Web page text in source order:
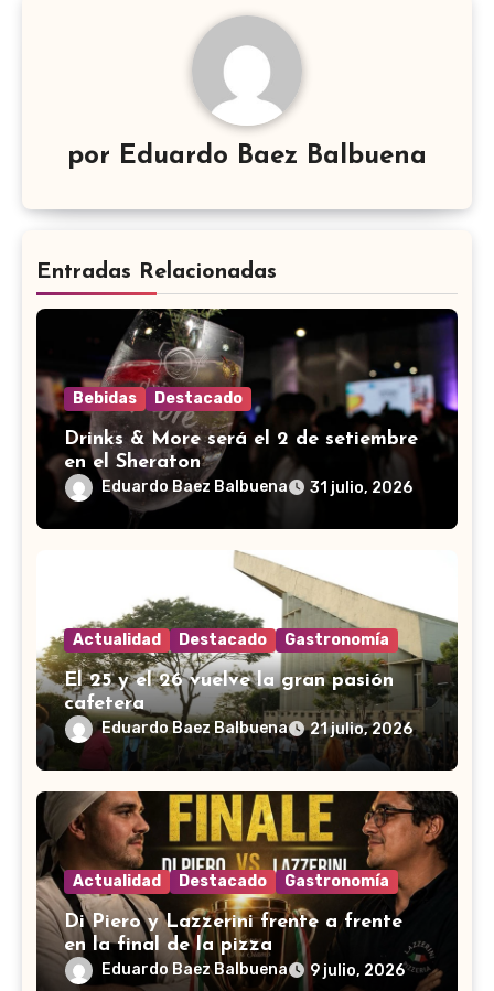
por Eduardo Baez Balbuena
Entradas Relacionadas
Bebidas Destacado
Drinks & More será el 2 de setiembre
en el Sheraton
Eduardo Baez Balbuena 31 julio, 2026
Actualidad Destacado Gastronomía
El 25 y el 26 vuelve la gran pasión
cafetera
Eduardo Baez Balbuena 21 julio, 2026
Actualidad Destacado Gastronomía
Di Piero y Lazzerini frente a frente
en la final de la pizza
Eduardo Baez Balbuena 9 julio, 2026